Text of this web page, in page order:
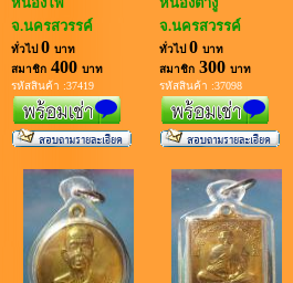
จ.นครสวรรค์
ทั่วไป 0 บาท
สมาชิก400 บาท
รหัสสินค้า :37419
จ.นครสวรรค์
ทั่วไป 0 บาท
สมาชิก300 บาท
รหัสสินค้า :37098